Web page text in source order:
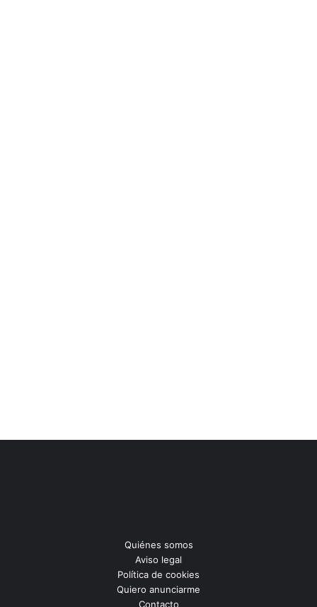
Quiénes somos
Aviso legal
Política de cookies
Quiero anunciarme
Contacto